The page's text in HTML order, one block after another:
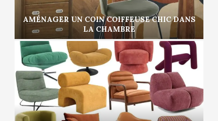
AMÉNAGER UN COIN COIFFEUSE CHIC DANS
LA CHAMBRE